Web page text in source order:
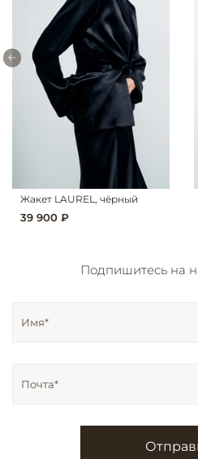
Жакет LAUREL, чёрный
39 900 ₽
Подпишитесь на